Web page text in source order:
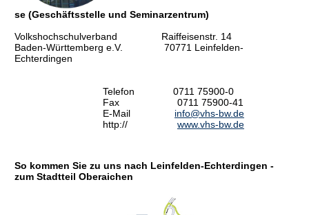
se (Geschäftsstelle und Seminarzentrum)
Volkshochschulverband Raiffeisenstr. 14
Baden-Württemberg e.V. 70771 Leinfelden-
Echterdingen
Telefon 0711 75900-0
Fax 0711 75900-41
E-Mail info@vhs-bw.de
http:// www.vhs-bw.de
So kommen Sie zu uns nach Leinfelden-Echterdingen -
zum Stadtteil Oberaichen